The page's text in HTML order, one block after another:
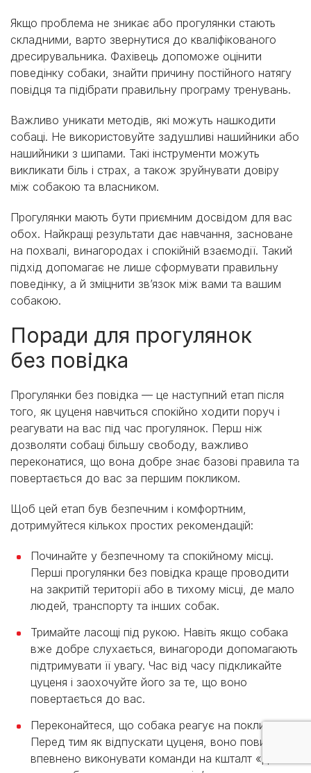
Якщо проблема не зникає або прогулянки стають
складними, варто звернутися до кваліфікованого
дресирувальника. Фахівець допоможе оцінити
поведінку собаки, знайти причину постійного натягу
повідця та підібрати правильну програму тренувань.
Важливо уникати методів, які можуть нашкодити
собаці. Не використовуйте задушливі нашийники або
нашийники з шипами. Такі інструменти можуть
викликати біль і страх, а також зруйнувати довіру
між собакою та власником.
Прогулянки мають бути приємним досвідом для вас
обох. Найкращі результати дає навчання, засноване
на похвалі, винагородах і спокійній взаємодії. Такий
підхід допомагає не лише сформувати правильну
поведінку, а й зміцнити зв’язок між вами та вашим
собакою.
Поради для прогулянок
без повідка
Прогулянки без повідка — це наступний етап після
того, як цуценя навчиться спокійно ходити поруч і
реагувати на вас під час прогулянок. Перш ніж
дозволяти собаці більшу свободу, важливо
переконатися, що вона добре знає базові правила та
повертається до вас за першим покликом.
Щоб цей етап був безпечним і комфортним,
дотримуйтеся кількох простих рекомендацій:
Починайте у безпечному та спокійному місці.
Перші прогулянки без повідка краще проводити
на закритій території або в тихому місці, де мало
людей, транспорту та інших собак.
Тримайте ласощі під рукою. Навіть якщо собака
вже добре слухається, винагороди допомагають
підтримувати її увагу. Час від часу підкликайте
цуценя і заохочуйте його за те, що воно
повертається до вас.
Переконайтеся, що собака реагує на поклик.
Перед тим як відпускати цуценя, воно повинно
впевнено виконувати команди на кшталт «до